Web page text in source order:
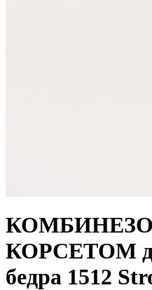
КОРСЕТОМ
бедра 1512